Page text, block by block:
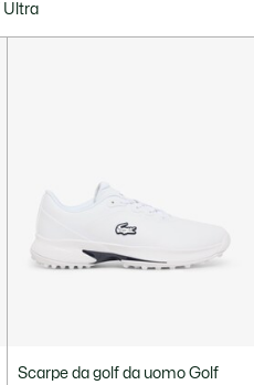
Ultra
Scarpe da golf da uomo Golf